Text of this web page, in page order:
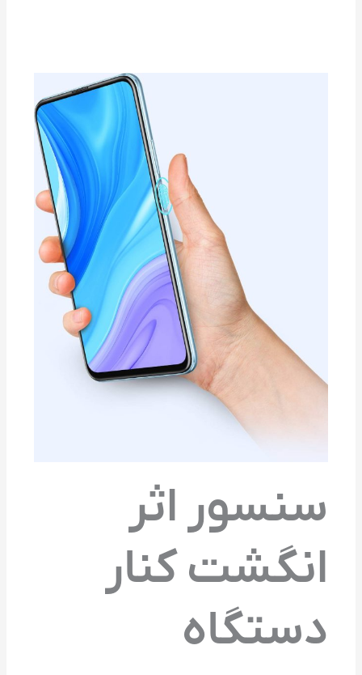
سنسور اثر
انگشت کنار
دستگاه